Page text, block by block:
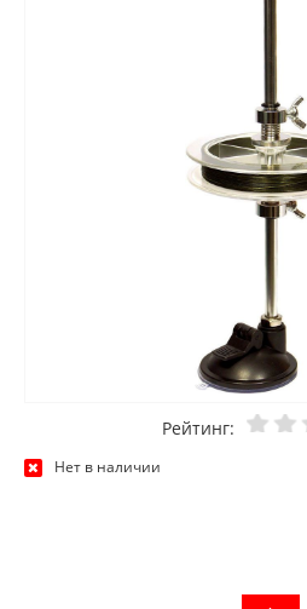
Рейтинг:
Нет в наличии